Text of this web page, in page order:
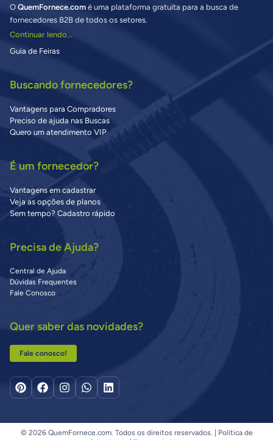
O QuemFornece.com é uma plataforma gratuita para a busca de
fornecedores B2B de todos os setores.
Continuar lendo...
Guia de Feiras
Buscando fornecedores?
Vantagens para Compradores
Preciso de ajuda nas Buscas
Quero um atendimento VIP
É um fornecedor?
Vantagens em cadastrar
Veja as opções de planos
Sem tempo? Cadastro rápido
Precisa de Ajuda?
Central de Ajuda
Dúvidas Frequentes
Fale Conosco
Quer saber das novidades?
Fale conosco!
© 2026 QuemFornece.com. Todos os direitos reservados. |
Política de